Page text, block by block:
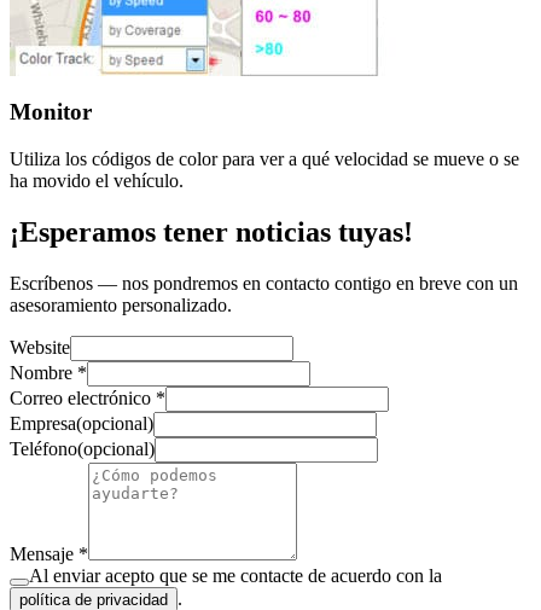
Monitor
Utiliza los códigos de color para ver a qué velocidad se mueve o se
ha movido el vehículo.
¡Esperamos tener noticias tuyas!
Escríbenos — nos pondremos en contacto contigo en breve con un
asesoramiento personalizado.
Website
Nombre *
Correo electrónico *
Empresa(opcional)
Teléfono(opcional)
Mensaje *
Al enviar acepto que se me contacte de acuerdo con la
política de privacidad .